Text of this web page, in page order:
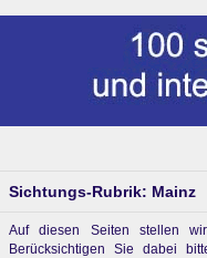
Sichtungs-Rubrik: Mainz
Auf diesen Seiten stellen
Berücksichtigen Sie dabei